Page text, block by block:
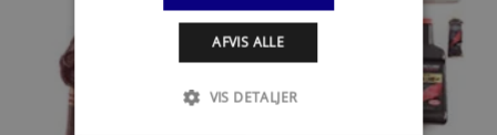
AFVIS ALLE
VIS DETALJER